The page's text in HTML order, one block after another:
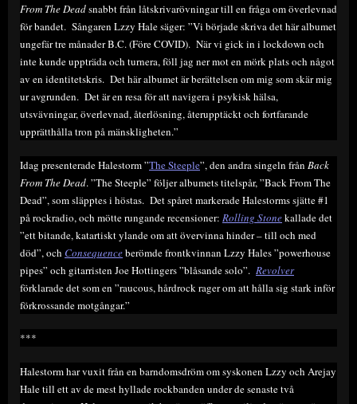
From The Deadsnabbt från låtskrivarövningar till en fråga om överlevnad
för bandet. Sångaren Lzzy Hale säger: ”Vi började skriva det här albumet
ungefär tre månader B.C. (Före COVID). När vi gick in i lockdown och
inte kunde uppträda och turnera, föll jag ner mot en mörk plats och något
av en identitetskris. Det här albumet är berättelsen om mig som skär mig
ur avgrunden. Det är en resa för att navigera i psykisk hälsa,
utsvävningar, överlevnad, återlösning, återupptäckt och fortfarande
upprätthålla tron på mänskligheten.”
Idag presenterade Halestorm ”The Steeple”, den andra singeln från Back
From The Dead. ”The Steeple” följer albumets titelspår, ”Back From The
Dead”, som släpptes i höstas. Det spåret markerade Halestorms sjätte #1
på rockradio, och mötte rungande recensioner: Rolling Stonekallade det
”ett bitande, katartiskt ylande om att övervinna hinder – till och med
död”, och Consequenceberömde frontkvinnan Lzzy Hales ”powerhouse
pipes” och gitarristen Joe Hottingers ”blåsande solo”. Revolver
förklarade det som en ”raucous, hårdrock rager om att hålla sig stark inför
förkrossande motgångar.”
***
Halestorm har vuxit från en barndomsdröm om syskonen Lzzy och Arejay
Hale till ett av de mest hyllade rockbanden under de senaste två